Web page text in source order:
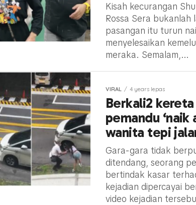
Kisah kecurangan
Rossa Sera bukanlah
pasangan itu turun
menyelesaikan
meraka. Semalam,...
VIRAL 4 years lepas
Berkali2
pemandu ‘naik
wanita tepi
Gara-gara tidak
ditendang, seorang
bertindak kasar
kejadian dipercayai
video kejadian